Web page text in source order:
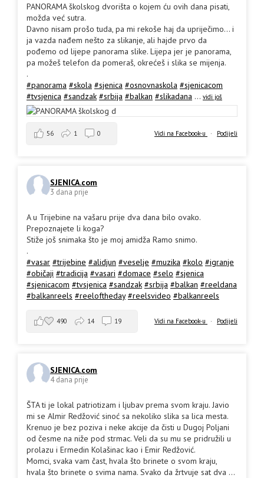
PANORAMA školskog dvorišta o kojem ću ovih dana pisati,
možda već sutra.
Davno nisam prošo tuda, pa mi rekoše haj da upriječimo... i
ja vazda nađem nešto za slikanje, ali hajde prvo da
pođemo od lijepe panorama slike. Lijepa jer je panorama,
pa možeš telefon da pomeraš, okrećeš i slika se mijenja.
.
#panorama #skola #sjenica #osnovnaskola #sjenicacom
#tvsjenica #sandzak #srbija #balkan #slikadana ... vidi još
Vidi na Facebook-u · Podijeli
56 1 0
SJENICA.com
3 dana prije
A u Trijebine na vašaru prije dva dana bilo ovako.
Prepoznajete li koga?
Stiže još snimaka što je moj amidža Ramo snimo.
.
#vasar #trijebine #alidjun #veselje #muzika #kolo #igranje
#običaji #tradicija #vasari #domace #selo #sjenica
#sjenicacom #tvsjenica #sandzak #srbija #balkan #reeldana
#balkanreels #reeloftheday #reelsvideo #balkanreels
Vidi na Facebook-u · Podijeli
490 14 19
SJENICA.com
4 dana prije
ŠTA ti je lokal patriotizam i ljubav prema svom kraju. Javio
mi se Almir Redžović sinoć sa nekoliko slika sa lica mesta.
Krenuo je bez poziva i neke akcije da čisti u Dugoj Poljani
od česme na niže pod strmac. Veli da su mu se pridružili u
prolazu i Ermedin Kolašinac kao i Emir Redžović.
Momci, svaka vam čast, hvala što brinete o svom kraju,
hvala što brinete o svima nama. Svako da žrtvuje sat dva ...